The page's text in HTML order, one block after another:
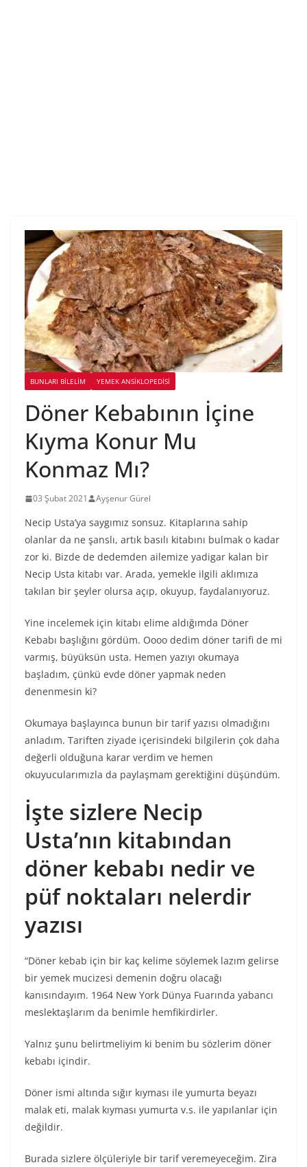
BUNLARI BILELIM YEMEK ANSİKLOPEDİSİ
Döner Kebabının İçine
Kıyma Konur Mu
Konmaz Mı?
03 Şubat 2021 Ayşenur Gürel
Necip Usta’ya saygımız sonsuz. Kitaplarına sahip
olanlar da ne şanslı, artık basılı kitabını bulmak o kadar
zor ki. Bizde de dedemden ailemize yadigar kalan bir
Necip Usta kitabı var. Arada, yemekle ilgili aklımıza
takılan bir şeyler olursa açıp, okuyup, faydalanıyoruz.
Yine incelemek için kitabı elime aldığımda Döner
Kebabı başlığını gördüm. Oooo dedim döner tarifi de mi
varmış, büyüksün usta. Hemen yazıyı okumaya
başladım, çünkü evde döner yapmak neden
denenmesin ki?
Okumaya başlayınca bunun bir tarif yazısı olmadığını
anladım. Tariften ziyade içerisindeki bilgilerin çok daha
değerli olduğuna karar verdim ve hemen
okuyucularımızla da paylaşmam gerektiğini düşündüm.
İşte sizlere Necip
Usta’nın kitabından
döner kebabı nedir ve
püf noktaları nelerdir
yazısı
“Döner kebab için bir kaç kelime söylemek lazım gelirse
bir yemek mucizesi demenin doğru olacağı
kanısındayım. 1964 New York Dünya Fuarında yabancı
meslektaşlarım da benimle hemfikirdirler.
Yalnız şunu belirtmeliyim ki benim bu sözlerim döner
kebabı içindir.
Döner ismi altında sığır kıyması ile yumurta beyazı
malak eti, malak kıyması yumurta v.s. ile yapılanlar için
değildir.
Burada sizlere ölçüleriyle bir tarif veremeyeceğim. Zira